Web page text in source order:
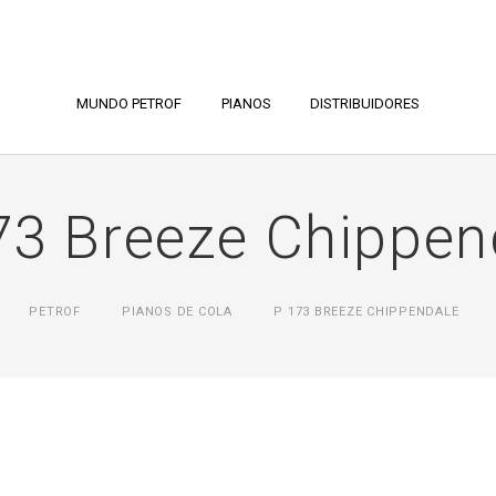
MUNDO PETROF PIANOS DISTRIBUIDORES
Breeze
PETROF PIANOS DE COLA P 173 BREEZE CHIPPENDALE